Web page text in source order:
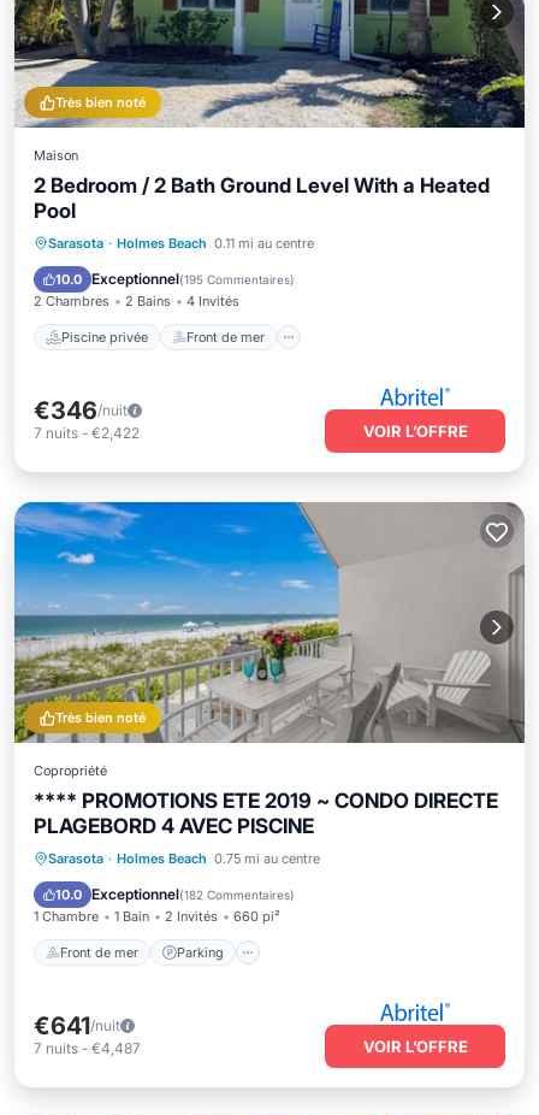
Très bien noté
Maison
2 Bedroom / 2 Bath Ground Level With a Heated
Pool
Sarasota · Holmes Beach 0.11 mi au centre
10.0 Exceptionnel(195 Commentaires)
2 Chambres 2 Bains 4 Invités
Piscine privée Front de mer
Piscine privée Front de mer
Piscine
€346/nuit
7 nuits - €2,422 VOIR L’OFFRE
Très bien noté
Copropriété
**** PROMOTIONS ETE 2019 ~ CONDO DIRECTE
PLAGEBORD 4 AVEC PISCINE
Sarasota · Holmes Beach 0.75 mi au centre
10.0 Exceptionnel(182 Commentaires)
1 Chambre 1 Bain 2 Invités 660 pi²
Front de mer Parking
Front de mer Parking
Vue sur l’océan
€641/nuit
7 nuits - €4,487 VOIR L’OFFRE